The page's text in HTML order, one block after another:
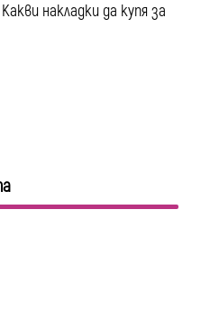
накладки да купя за